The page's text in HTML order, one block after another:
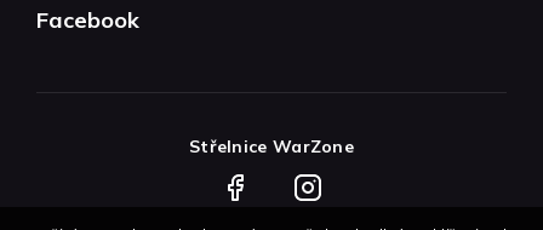
Facebook
Střelnice WarZone
FacebookInstagram